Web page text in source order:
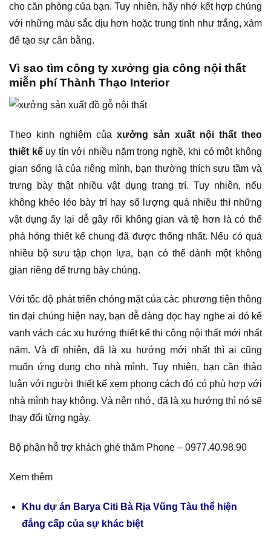
cho căn phòng của bạn. Tuy nhiên, hãy nhớ kết hợp chúng
với những màu sắc dịu hơn hoặc trung tính như trắng, xám
để tạo sự cân bằng.
Vì sao tìm công ty xưởng gia công nội thất
miễn phí Thành Thạo Interior
Theo kinh nghiệm của xưởng sản xuất nội thất theo
thiết kếuy tín với nhiều năm trong nghề, khi có một không
gian sống là của riêng mình, bạn thường thích sưu tầm và
trưng bày thật nhiều vật dụng trang trí. Tuy nhiên, nếu
không khéo léo bày trí hay số lượng quá nhiều thì những
vật dụng ấy lại dễ gây rối không gian và tệ hơn là có thể
phá hỏng thiết kế chung đã được thống nhất. Nếu có quá
nhiều bộ sưu tập chọn lựa, bạn có thể dành một không
gian riêng để trưng bày chúng.
Với tốc độ phát triển chóng mặt của các phương tiện thông
tin đại chúng hiện nay, bạn dễ dàng đọc hay nghe ai đó kể
vanh vách các xu hướng thiết kế thi công nội thất mới nhất
năm. Và dĩ nhiên, đã là xu hướng mới nhất thì ai cũng
muốn ứng dụng cho nhà mình. Tuy nhiên, bạn cần thảo
luận với người thiết kế xem phong cách đó có phù hợp với
nhà mình hay không. Và nên nhớ, đã là xu hướng thì nó sẽ
thay đổi từng ngày.
Bộ phận hỗ trợ khách ghé thăm Phone – 0977.40.98.90
Xem thêm
Khu dự án Barya Citi Bà Rịa Vũng Tàu thể hiện
đẳng cấp của sự khác biệt